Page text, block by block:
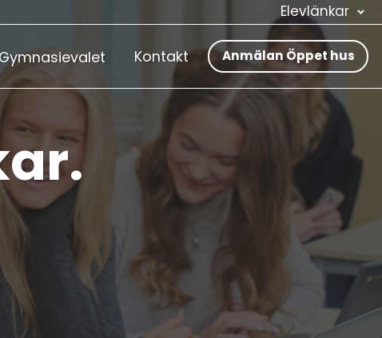
Elevlänkar
Anmälan Öppet hus
Kontakt
Gymnasievalet